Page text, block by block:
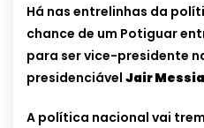
Há nas entrelinhas da
chance de um Potiguar
para ser vice-presidente
presidenciável Jair
A política nacional vai